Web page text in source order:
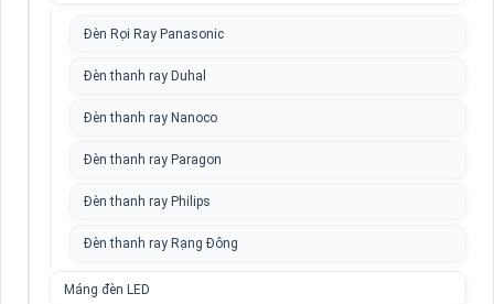
Đèn Rọi Ray Panasonic
Đèn thanh ray Duhal
Đèn thanh ray Nanoco
Đèn thanh ray Paragon
Đèn thanh ray Philips
Đèn thanh ray Rạng Đông
Máng đèn LED